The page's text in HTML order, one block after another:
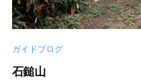
ガイドブログ
石鎚山